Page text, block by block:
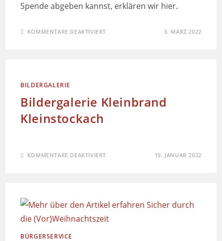
Spende abgeben kannst, erklären wir hier.
KOMMENTARE DEAKTIVIERT 3. MÄRZ 2022
BILDERGALERIE
Bildergalerie Kleinbrand
Kleinstockach
KOMMENTARE DEAKTIVIERT 19. JANUAR 2022
BÜRGERSERVICE